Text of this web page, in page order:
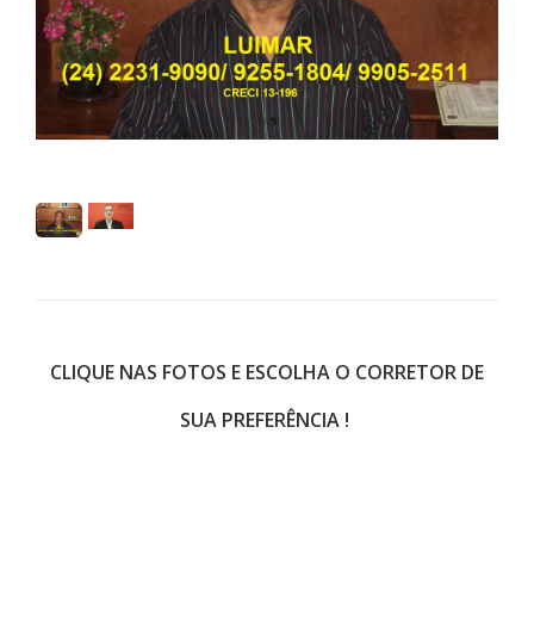
CLIQUE NAS FOTOS E ESCOLHA O CORRETOR DE
SUA PREFERÊNCIA !